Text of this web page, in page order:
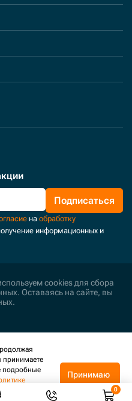
Подписаться
на обработку
информационных и
cookies для сбора
Оставаясь на сайте, вы
данных
принимаете
подробные
Принимаю